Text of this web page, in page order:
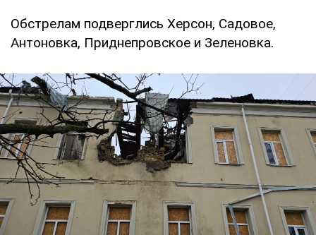
Обстрелам подверглись Херсон, Садовое,
Антоновка, Приднепровское и Зеленовка.